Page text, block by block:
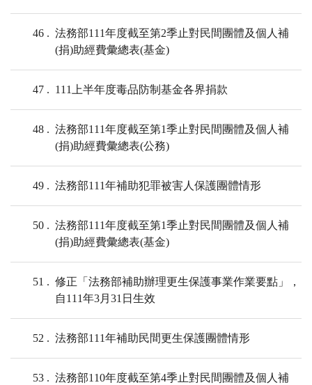
46
法務部111年度截至第2季止對民間團體及個人補
(捐)助經費彙總表(基金)
47 111上半年度毒品防制基金各界捐款
48
法務部111年度截至第1季止對民間團體及個人補
(捐)助經費彙總表(公務)
49 法務部111年補助犯罪被害人保護團體情形
50
法務部111年度截至第1季止對民間團體及個人補
(捐)助經費彙總表(基金)
51
修正「法務部補助辦理更生保護事業作業要點」，
自111年3月31日生效
52 法務部111年補助民間更生保護團體情形
53
法務部110年度截至第4季止對民間團體及個人補